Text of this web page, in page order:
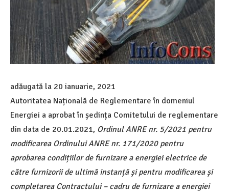
adăugată la 20 ianuarie, 2021
Autoritatea Națională de Reglementare în domeniul
Energiei a aprobat în ședința Comitetului de reglementare
din data de 20.01.2021, Ordinul ANRE nr. 5/2021 pentru
modificarea Ordinului ANRE nr. 171/2020 pentru
aprobarea condițiilor de furnizare a energiei electrice de
către furnizorii de ultimă instanță și pentru modificarea și
completarea Contractului – cadru de furnizare a energiei